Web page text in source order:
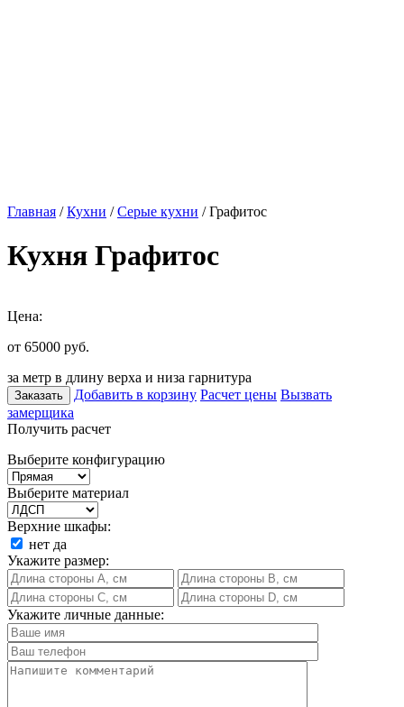
Главная /Кухни /Серые кухни / Графитос
Кухня Графитос
Цена:
от 65000 руб.
за метр в длину верха и низа гарнитура
Заказать Добавить в корзину Расчет цены Вызвать
замерщика
Получить расчет
Выберите конфигурацию
Выберите материал
Верхние шкафы:
нет да
Укажите размер:
Укажите личные данные: